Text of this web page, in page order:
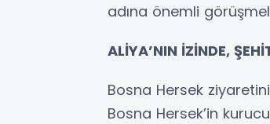
adına önemli
ALİYA’NIN İZİNDE,
Bosna Hersek
Bosna Hersek’in